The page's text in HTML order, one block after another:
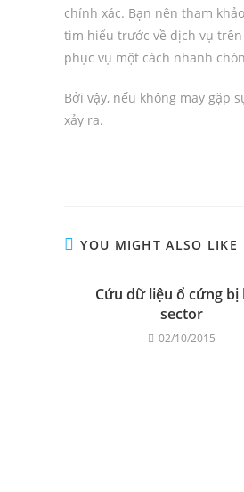
chính xác. Bạn nên tham
tìm hiểu trước về dịch vụ
phục vụ một cách nhanh
Bởi vậy, nếu không may gặp
xảy ra.
YOU MIGHT ALSO LIKE
Cứu dữ liệu ổ cứng bị
sector
02/10/2015